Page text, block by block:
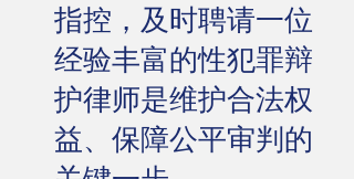
指控，及时聘请一位
经验丰富的性犯罪辩
护律师是维护合法权
益、保障公平审判的